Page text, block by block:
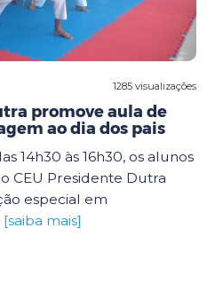
1285 visualizações
promove aula de
ao dia dos pais
14h30 às 16h30, os alunos
CEU Presidente Dutra
especial em
[saiba mais]